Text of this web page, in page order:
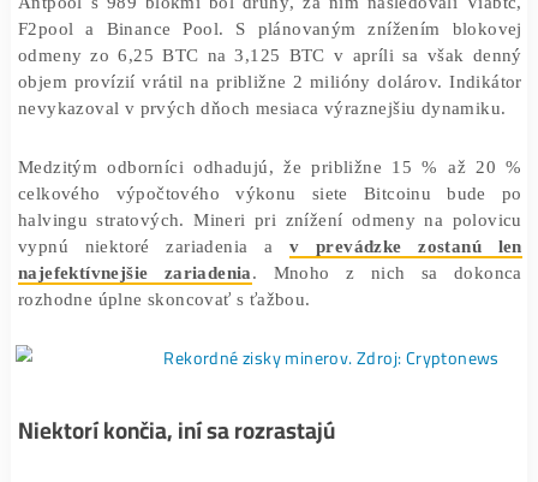
Lídrom bol ťažobný poolFoundry , ktorý vyťažil
blokov, resp. 29,74 % z celkového počtu blokov v
Antpool s 989 blokmi bol druhý, za ním nasledovali
odmeny zo 6,25 BTC na 3,125 BTC v apríli sa však
objem provízií vrátil na približne 2 milióny dolárov.
nevykazoval v prvých dňoch mesiaca výraznejšiu
Medzitým odborníci odhadujú, že približne 15 % až
celkového výpočtového výkonu siete Bitcoinu
halvingu stratových. Mineri pri znížení odmeny na
vypnú niektoré zariadenia av prevádzke
rozhodne úplne skoncovať s ťažbou.